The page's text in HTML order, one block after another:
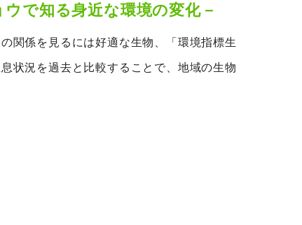
で知る身近な環境の変化－
関係を見るには好適な生物、「環境指標生
状況を過去と比較することで、地域の生物